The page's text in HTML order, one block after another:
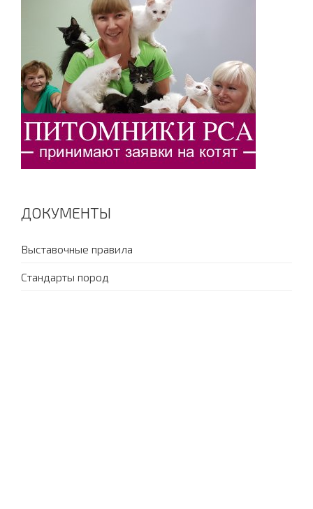
ДОКУМЕНТЫ
Выставочные правила
Стандарты пород